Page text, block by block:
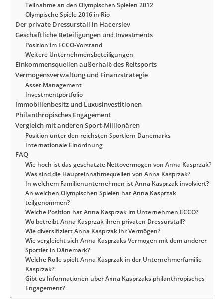
Teilnahme an den Olympischen Spielen 2012
Olympische Spiele 2016 in Rio
Der private Dressurstall in Haderslev
Geschäftliche Beteiligungen und Investments
Position im ECCO-Vorstand
Weitere Unternehmensbeteiligungen
Einkommensquellen außerhalb des Reitsports
Vermögensverwaltung und Finanzstrategie
Asset Management
Investmentportfolio
Immobilienbesitz und Luxusinvestitionen
Philanthropisches Engagement
Vergleich mit anderen Sport-Millionären
Position unter den reichsten Sportlern Dänemarks
Internationale Einordnung
FAQ
Wie hoch ist das geschätzte Nettovermögen von Anna Kasprzak?
Was sind die Haupteinnahmequellen von Anna Kasprzak?
In welchem Familienunternehmen ist Anna Kasprzak involviert?
An welchen Olympischen Spielen hat Anna Kasprzak
teilgenommen?
Welche Position hat Anna Kasprzak im Unternehmen ECCO?
Wo betreibt Anna Kasprzak ihren privaten Dressurstall?
Wie diversifiziert Anna Kasprzak ihr Vermögen?
Wie vergleicht sich Anna Kasprzaks Vermögen mit dem anderer
Sportler in Dänemark?
Welche Rolle spielt Anna Kasprzak in der Unternehmerfamilie
Kasprzak?
Gibt es Informationen über Anna Kasprzaks philanthropisches
Engagement?